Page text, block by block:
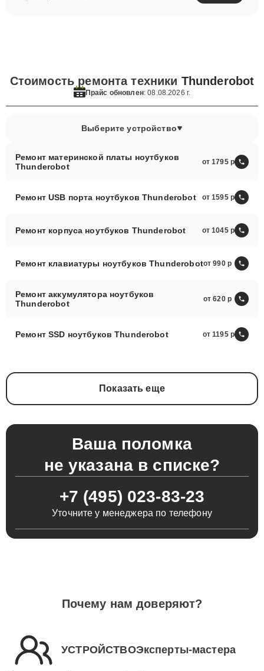
Стоимость ремонта техники Thunderobot
Прайс обновлен: 08.08.2026 г.
Выберите устройство
Ремонт материнской платы ноутбуков
Thunderobot
от 1795
Ремонт USB порта ноутбуков Thunderobot от 1595
Ремонт корпуса ноутбуков Thunderobot от 1045
Ремонт клавиатуры ноутбуков Thunderobotот 990
Ремонт аккумулятора ноутбуков
Thunderobot
от 620
Ремонт SSD ноутбуков Thunderobot от 1195
Показать еще
Ваша поломка
не указана в списке?
+7 (495) 023-83-23
Уточните у менеджера по телефону
Почему нам доверяют?
УСТРОЙСТВОЭксперты-мастера